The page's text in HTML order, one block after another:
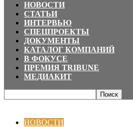
НОВОСТИ
СТАТЬИ
ИНТЕРВЬЮ
СПЕЦПРОЕКТЫ
ДОКУМЕНТЫ
КАТАЛОГ КОМПАНИЙ
В ФОКУСЕ
ПРЕМИЯ TRIBUNE
МЕДИАКИТ
НОВОСТИ